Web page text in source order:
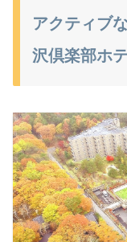
アクティブ
沢倶楽部ホ